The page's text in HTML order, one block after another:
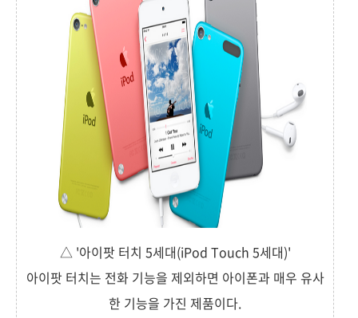
△ '아이팟 터치 5세대(iPod Touch 5세대)'
아이팟 터치는 전화 기능을 제외하면 아이폰과 매우 유사
한 기능을 가진 제품이다.